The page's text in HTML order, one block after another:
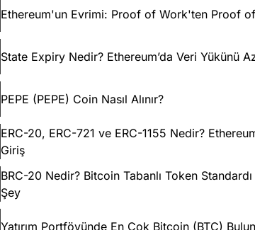
Ethereum'un Evrimi: Proof of Work'ten Proof
State Expiry Nedir? Ethereum’da Veri Yükünü
PEPE (PEPE) Coin Nasıl Alınır?
ERC-20, ERC-721 ve ERC-1155 Nedir?
Giriş
BRC-20 Nedir? Bitcoin Tabanlı Token
Şey
Yatırım Portföyünde En Çok Bitcoin (BTC)